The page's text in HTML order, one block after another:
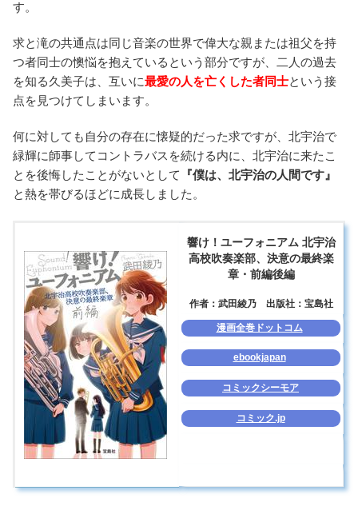
す。
求と滝の共通点は同じ音楽の世界で偉大な親または祖父を持
つ者同士の懊悩を抱えているという部分ですが、二人の過去
を知る久美子は、互いに最愛の人を亡くした者同士という接
点を見つけてしまいます。
何に対しても自分の存在に懐疑的だった求ですが、北宇治で
緑輝に師事してコントラバスを続ける内に、北宇治に来たこ
とを後悔したことがないとして
『僕は、北宇治の人間です』
と熱を帯びるほどに成長しました。
響け！ユーフォニアム 北宇治
高校吹奏楽部、決意の最終楽
章・前編後編
作者：武田綾乃 出版社：宝島社
漫画全巻ドットコム
ebookjapan
コミックシーモア
コミック.jp